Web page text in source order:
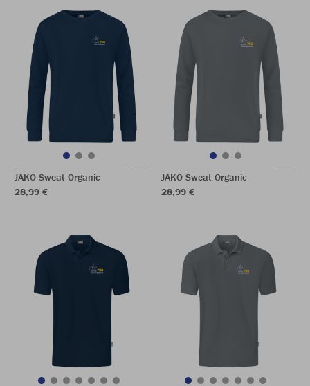
JAKO Sweat Organic
28,99 €
JAKO Sweat Organic
28,99 €